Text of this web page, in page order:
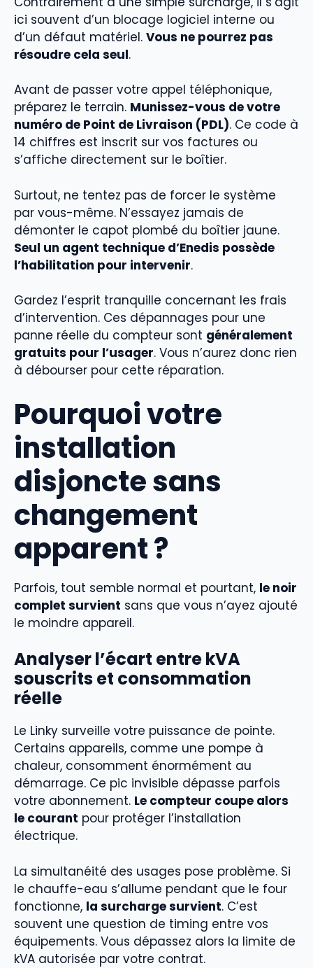
ici souvent d’un blocage logiciel interne ou
d’un défaut matériel. Vous ne pourrez pas
résoudre cela seul.
Avant de passer votre appel téléphonique,
préparez le terrain. Munissez-vous de votre
numéro de Point de Livraison (PDL). Ce code à
14 chiffres est inscrit sur vos factures ou
s’affiche directement sur le boîtier.
Surtout, ne tentez pas de forcer le système
par vous-même. N’essayez jamais de
démonter le capot plombé du boîtier jaune.
Seul un agent technique d’Enedis possède
l’habilitation pour intervenir.
Gardez l’esprit tranquille concernant les frais
d’intervention. Ces dépannages pour une
panne réelle du compteur sont généralement
gratuits pour l’usager. Vous n’aurez donc rien
à débourser pour cette réparation.
Pourquoi votre
installation
disjoncte sans
changement
apparent ?
Parfois, tout semble normal et pourtant, le noir
complet survient sans que vous n’ayez ajouté
le moindre appareil.
Analyser l’écart entre kVA
souscrits et consommation
réelle
Le Linky surveille votre puissance de pointe.
Certains appareils, comme une pompe à
chaleur, consomment énormément au
démarrage. Ce pic invisible dépasse parfois
votre abonnement. Le compteur coupe alors
le courant pour protéger l’installation
électrique.
La simultanéité des usages pose problème. Si
le chauffe-eau s’allume pendant que le four
fonctionne, la surcharge survient. C’est
souvent une question de timing entre vos
équipements. Vous dépassez alors la limite de
kVA autorisée par votre contrat.